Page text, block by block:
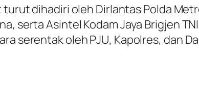
dihadiri oleh Dirlantas Polda
serta Asintel Kodam Jaya Brigjen
serentak oleh PJU, Kapolres, dan